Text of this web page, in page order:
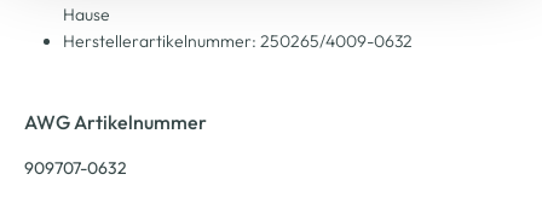
Hause
Herstellerartikelnummer: 250265/4009-0632
AWG Artikelnummer
909707-0632